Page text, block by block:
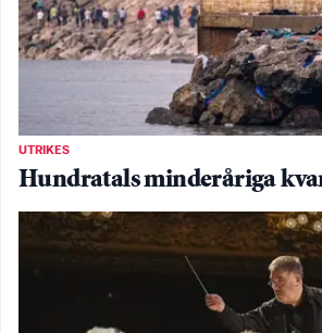
UTRIKES
Hundratals minderåriga